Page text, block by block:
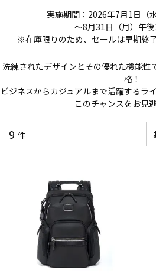
実施期間：2026年7月1日（
～8月31日（月）午
※在庫限りのため、セールは早期終
洗練されたデザインとその優れた機能性
格！
ビジネスからカジュアルまで活躍するラ
このチャンスをお見
9 件